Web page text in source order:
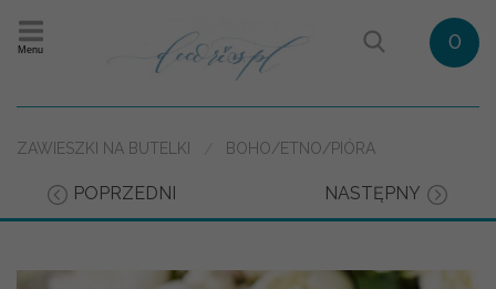
Menu 0
ZAWIESZKI NA BUTELKI BOHO/ETNO/PIÓRA
POPRZEDNI NASTĘPNY